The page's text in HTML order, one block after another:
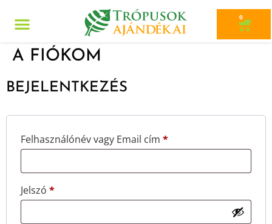
0
A FIÓKOM
BEJELENTKEZÉS
Felhasználónév vagy Email cím *
Jelszó *